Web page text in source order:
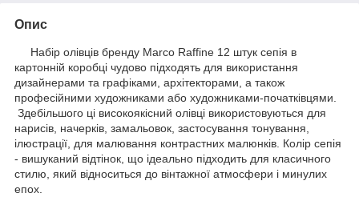
Опис
Набір олівців бренду Marco Raffine 12 штук сепія в
картонній коробці чудово підходять для використання
дизайнерами та графіками, архітекторами, а також
професійними художниками або художниками-початківцями.
Здебільшого ці високоякісний олівці використовуються для
нарисів, начерків, замальовок, застосування тонування,
ілюстрації, для малювання контрастних малюнків. Колір сепія
- вишуканий відтінок, що ідеально підходить для класичного
стилю, який відноситься до вінтажної атмосфери і минулих
епох.